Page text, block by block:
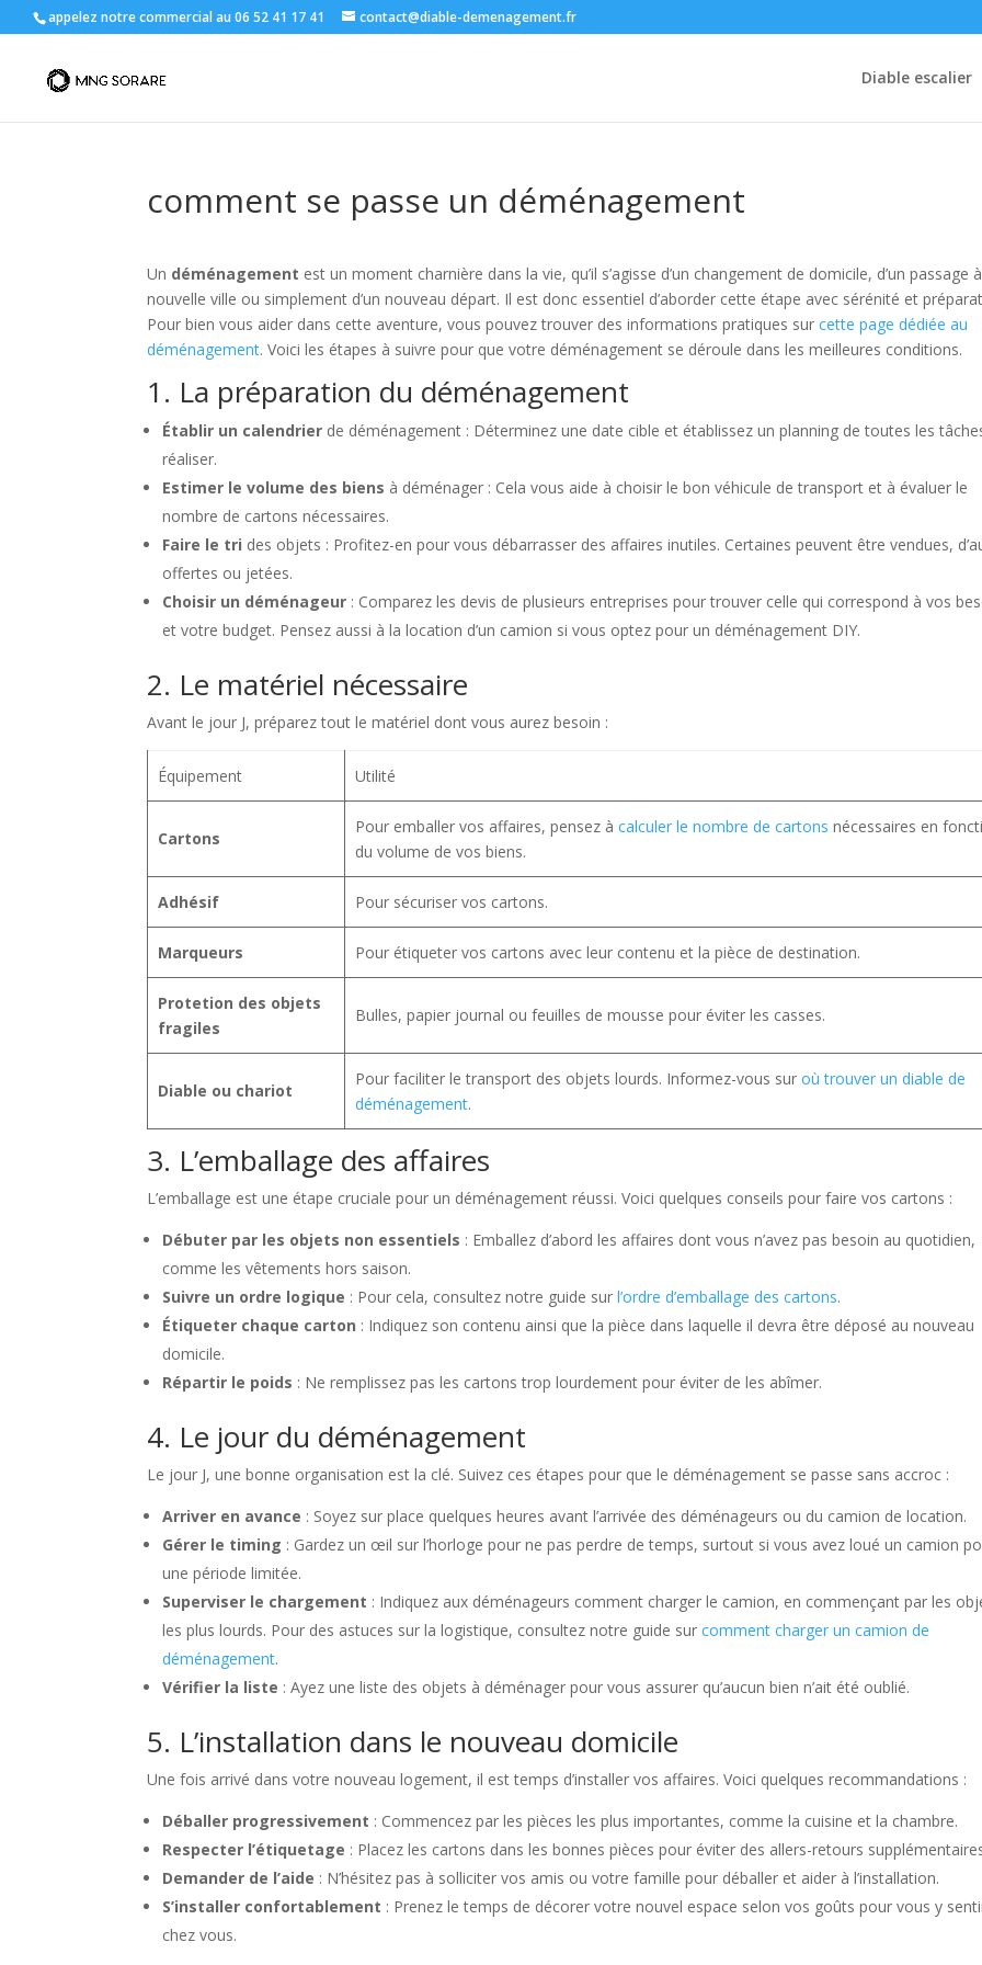
appelez notre commercial au 06 52 41 17 41 contact@diable-demenagement.fr
Diable escalier
comment se passe un déménagement
Un déménagement est un moment charnière dans la vie, qu’il s’agisse d’un changement de domicile, d’un passage
nouvelle ville ou simplement d’un nouveau départ. Il est donc essentiel d’aborder cette étape avec sérénité et
Pour bien vous aider dans cette aventure, vous pouvez trouver des informations pratiques surcette page dédiée au
déménagement. Voici les étapes à suivre pour que votre déménagement se déroule dans les meilleures conditions.
1. La préparation du déménagement
Établir un calendrier de déménagement : Déterminez une date cible et établissez un planning de toutes les
réaliser.
Estimer le volume des biens à déménager : Cela vous aide à choisir le bon véhicule de transport et à évaluer le
nombre de cartons nécessaires.
Faire le tri des objets : Profitez-en pour vous débarrasser des affaires inutiles. Certaines peuvent être vendues,
offertes ou jetées.
Choisir un déménageur : Comparez les devis de plusieurs entreprises pour trouver celle qui correspond à vos
et votre budget. Pensez aussi à la location d’un camion si vous optez pour un déménagement DIY.
2. Le matériel nécessaire
Avant le jour J, préparez tout le matériel dont vous aurez besoin :
Équipement Utilité
Cartons
Pour emballer vos affaires, pensez à calculer le nombre de cartons nécessaires en
du volume de vos biens.
Adhésif Pour sécuriser vos cartons.
Marqueurs Pour étiqueter vos cartons avec leur contenu et la pièce de destination.
Protetion des objets
fragiles
Bulles, papier journal ou feuilles de mousse pour éviter les casses.
Diable ou chariot
Pour faciliter le transport des objets lourds. Informez-vous sur où trouver un diable de
déménagement.
3. L’emballage des affaires
L’emballage est une étape cruciale pour un déménagement réussi. Voici quelques conseils pour faire vos cartons :
Débuter par les objets non essentiels : Emballez d’abord les affaires dont vous n’avez pas besoin au quotidien,
comme les vêtements hors saison.
Suivre un ordre logique : Pour cela, consultez notre guide surl’ordre d’emballage des cartons.
Étiqueter chaque carton : Indiquez son contenu ainsi que la pièce dans laquelle il devra être déposé au nouveau
domicile.
Répartir le poids : Ne remplissez pas les cartons trop lourdement pour éviter de les abîmer.
4. Le jour du déménagement
Le jour J, une bonne organisation est la clé. Suivez ces étapes pour que le déménagement se passe sans accroc :
Arriver en avance : Soyez sur place quelques heures avant l’arrivée des déménageurs ou du camion de location.
Gérer le timing : Gardez un œil sur l’horloge pour ne pas perdre de temps, surtout si vous avez loué un camion
une période limitée.
Superviser le chargement : Indiquez aux déménageurs comment charger le camion, en commençant par les
les plus lourds. Pour des astuces sur la logistique, consultez notre guide surcomment charger un camion de
déménagement.
Vérifier la liste : Ayez une liste des objets à déménager pour vous assurer qu’aucun bien n’ait été oublié.
5. L’installation dans le nouveau domicile
Une fois arrivé dans votre nouveau logement, il est temps d’installer vos affaires. Voici quelques recommandations :
Déballer progressivement : Commencez par les pièces les plus importantes, comme la cuisine et la chambre.
Respecter l’étiquetage : Placez les cartons dans les bonnes pièces pour éviter des allers-retours
Demander de l’aide : N’hésitez pas à solliciter vos amis ou votre famille pour déballer et aider à l’installation.
S’installer confortablement : Prenez le temps de décorer votre nouvel espace selon vos goûts pour vous y
chez vous.